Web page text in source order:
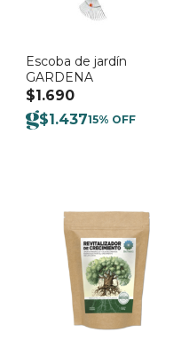
Escoba de jardín
GARDENA
$1.690
$1.43715% OFF